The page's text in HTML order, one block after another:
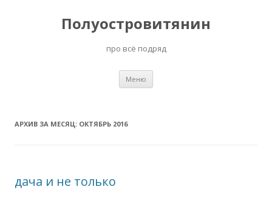
Полуостровитянин
про всё подряд
Меню
АРХИВ ЗА МЕСЯЦ: ОКТЯБРЬ 2016
дача и не только